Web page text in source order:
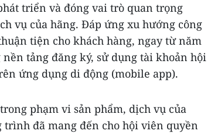
triển và đóng vai trò quan trọng
vụ của hãng. Đáp ứng xu hướng công
tiện cho khách hàng, ngay từ năm
tảng đăng ký, sử dụng tài khoản hội
ứng dụng di động (mobile app).
phạm vi sản phẩm, dịch vụ của
đã mang đến cho hội viên quyền